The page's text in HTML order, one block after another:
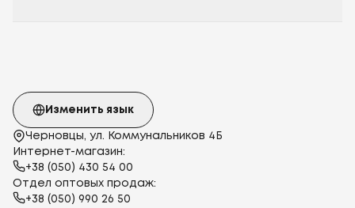
Черновцы, ул. Коммунальников 4Б
Интернет-магазин:
+38 (050) 430 54 00
Отдел оптовых продаж:
+38 (050) 990 26 50
Изменить язык